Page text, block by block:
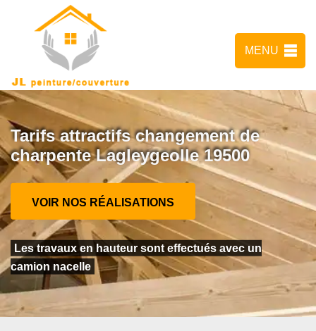
MENU
Tarifs attractifs changement de
charpente Lagleygeolle 19500
VOIR NOS RÉALISATIONS
Les travaux en hauteur sont effectués avec un
camion nacelle